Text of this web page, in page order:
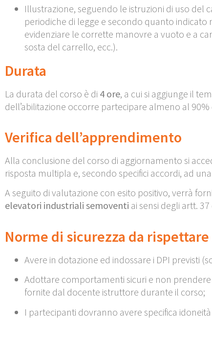
Illustrazione, seguendo le istruzioni di uso del
periodiche di legge e secondo quanto
evidenziare le corrette manovre a vuoto e a
sosta del carrello, ecc.).
Durata
La durata del corso è di 4 ore, a cui si aggiunge il
dell’abilitazione occorre partecipare almeno al
Verifica dell’apprendimento
Alla conclusione del corso di aggiornamento si
risposta multipla e, secondo specifici accordi, ad
A seguito di valutazione con esito positivo, verrà
elevatori industriali semoventi ai sensi degli artt.
Norme di sicurezza da
Avere in dotazione ed indossare i DPI previsti
Adottare comportamenti sicuri e non
fornite dal docente istruttore durante il corso;
I partecipanti dovranno avere specifica